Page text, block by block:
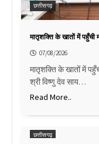
छत्तीसगढ़
मातृशक्ति के खातों में पहुँची
07/08/2026
मातृशक्ति के खातों में
श्री विष्णु देव साय…
Read More..
छत्तीसगढ़